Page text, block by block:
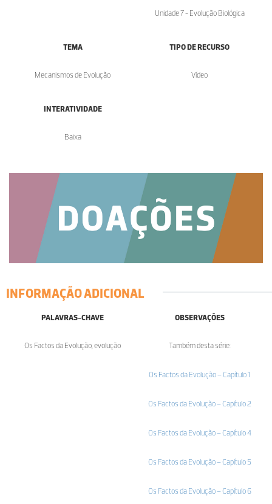
Unidade 7 - Evolução Biológica
TEMA
Mecanismos de Evolução
TIPO DE RECURSO
Vídeo
INTERATIVIDADE
Baixa
INFORMAÇÃO ADICIONAL
PALAVRAS-CHAVE
Os Factos da Evolução, evolução
OBSERVAÇÕES
Também desta série:
Os Factos da Evolução – Capítulo 1
Os Factos da Evolução – Capítulo 2
Os Factos da Evolução – Capítulo 4
Os Factos da Evolução – Capítulo 5
Os Factos da Evolução – Capítulo 6